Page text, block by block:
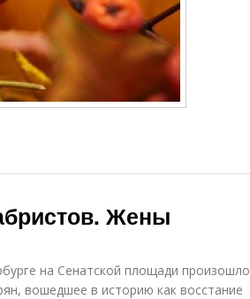
Жены
на Сенатской площади произошло
вошедшее в историю как восстание